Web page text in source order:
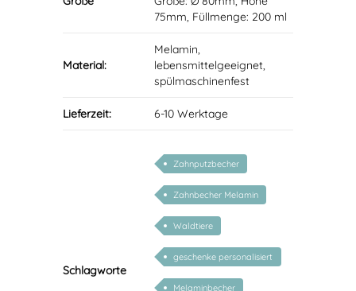
75mm, Füllmenge: 200 ml
Material:
Melamin,
lebensmittelgeeignet,
spülmaschinenfest
Lieferzeit: 6-10 Werktage
Schlagworte
Zahnputzbecher
Zahnbecher Melamin
Waldtiere
geschenke personalisiert
kinder
Melaminbecher